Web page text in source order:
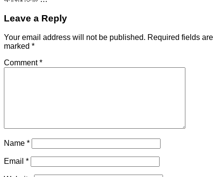
Leave a Reply
Your email address will not be published. Required fields are
marked *
Comment*
Name *
Email *